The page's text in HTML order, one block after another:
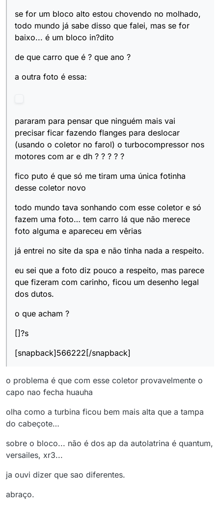
se for um bloco alto estou chovendo no molhado,
todo mundo já sabe disso que falei, mas se for
baixo... é um bloco in?dito
de que carro que é ? que ano ?
a outra foto é essa:
pararam para pensar que ninguém mais vai
precisar ficar fazendo flanges para deslocar
(usando o coletor no farol) o turbocompressor nos
motores com ar e dh ? ? ? ? ?
fico puto é que só me tiram uma única fotinha
desse coletor novo
todo mundo tava sonhando com esse coletor e só
fazem uma foto… tem carro lá que não merece
foto alguma e apareceu em vêrias
já entrei no site da spa e não tinha nada a respeito.
eu sei que a foto diz pouco a respeito, mas parece
que fizeram com carinho, ficou um desenho legal
dos dutos.
o que acham ?
[]?s
[snapback]566222[/snapback]
o problema é que com esse coletor provavelmente o
capo nao fecha huauha
olha como a turbina ficou bem mais alta que a tampa
do cabeçote…
sobre o bloco... não é dos ap da autolatrina é quantum,
versailes, xr3...
ja ouvi dizer que sao diferentes.
abraço.